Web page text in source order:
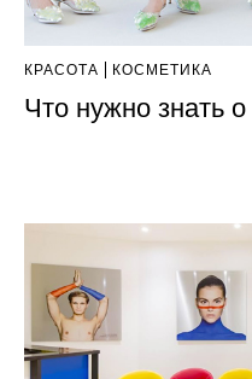
КРАСОТА КОСМЕТИКА
Что нужно знать